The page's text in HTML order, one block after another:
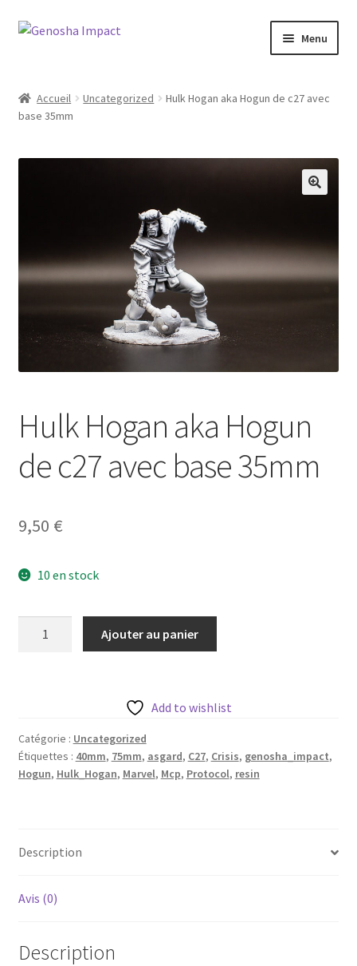
Aller
navigation
Aller
Menu
Cart
Checkout
Wishlist
Accueil Uncategorized
Hulk Hogan aka Hogun de c27 avec
base 35mm
Hulk Hogan aka Hogun
de c27 avec base 35mm
9,50 €
10 en stock
de
c27
avec
Ajouter au panier
Add to wishlist
Catégorie : Uncategorized
Étiquettes : 40mm, 75mm, asgard, C27, Crisis, genosha_impact,
Hogun, Hulk_Hogan, Marvel, Mcp, Protocol, resin
Description
Avis (0)
Description